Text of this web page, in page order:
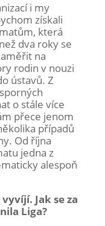
i my
získali
která
dva roky se
na
rodin v nouzi
ústavů. Z
o stále více
přece jenom
případů
Od října
jedna z
alespoň
Jak se za
Liga?